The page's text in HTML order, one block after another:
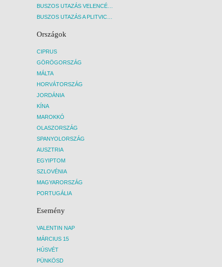
Országok
CIPRUS
GÖRÖGORSZÁG
MÁLTA
HORVÁTORSZÁG
JORDÁNIA
KÍNA
MAROKKÓ
OLASZORSZÁG
SPANYOLORSZÁG
AUSZTRIA
EGYIPTOM
SZLOVÉNIA
MAGYARORSZÁG
PORTUGÁLIA
Esemény
VALENTIN NAP
MÁRCIUS 15
HÚSVÉT
PÜNKÖSD